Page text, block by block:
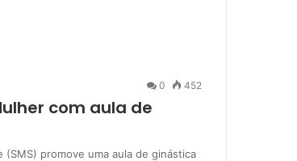
0 452
com aula de
promove uma aula de ginástica